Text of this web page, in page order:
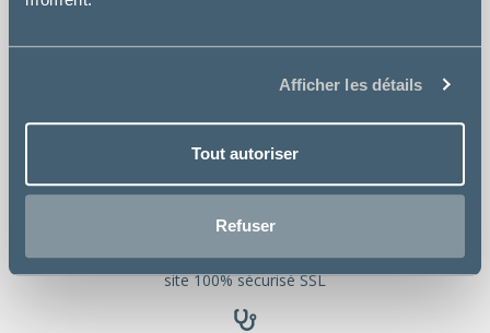
Afficher les détails
Tout autoriser
Refuser
chez votre vétérinaire
PRIX COMPETITIFS
sur tous vos produits
PAIEMENT SÉCURISÉ
site 100% sécurisé SSL